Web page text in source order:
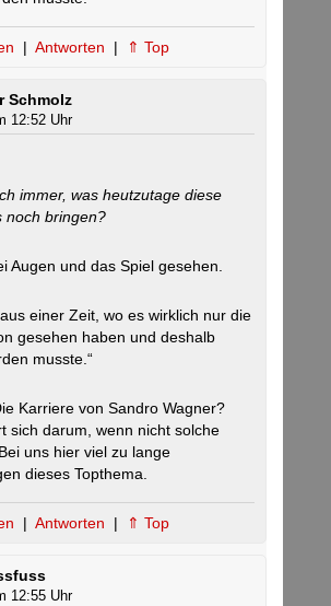
| Antworten | ⇑ Top
Schmolz
12:52 Uhr
immer, was heutzutage diese
noch bringen?
Augen und das Spiel gesehen.
einer Zeit, wo es wirklich nur die
gesehen haben und deshalb
musste.“
Karriere von Sandro Wagner?
sich darum, wenn nicht solche
uns hier viel zu lange
dieses Topthema.
| Antworten | ⇑ Top
12:55 Uhr